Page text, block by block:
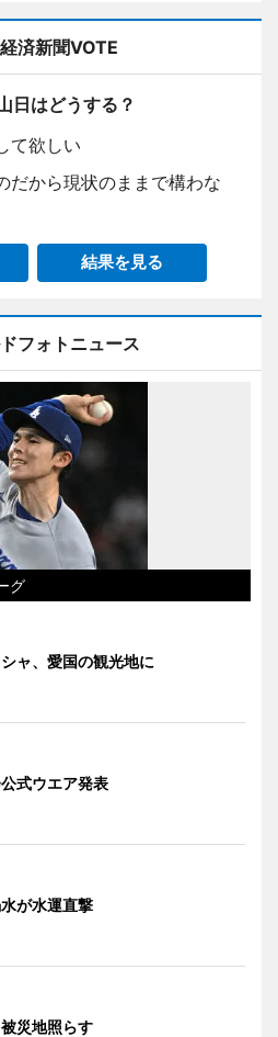
済新聞VOTE
日はどうする？
て欲しい
だから現状のままで構わな
結果を見る
フォトニュース
グ
ャ、愛国の観光地に
式ウエア発表
が水運直撃
災地照らす